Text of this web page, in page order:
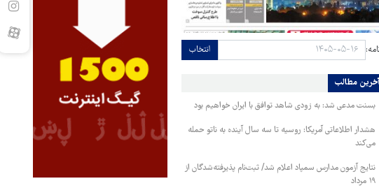
انتخاب
آخرین مطالب
بسنت مدعی شد: به زودی شاهد توافق با ایران خواهیم بود
هشدار اطلاعاتی آمریکا: روسیه تا سه سال آینده به ناتو حمله
می‌کند
نتایج آزمون مدارس سمپاد اعلام شد/ ثبت‌نام پذیرفته‌شدگان از
۱۹ مرداد